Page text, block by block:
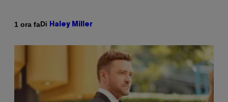
1 ora faDi Haley Miller